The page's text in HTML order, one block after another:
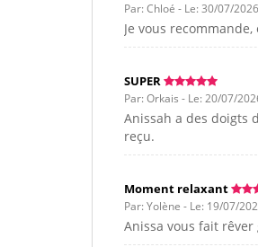
Par: Chloé - Le: 30/07/2026
Je vous
SUPER
Par: Orkais - Le: 20/07/
Anissah a des doigts
reçu.
Moment relaxant
Par: Yolène - Le: 19/07/
Anissa vous fait rêver